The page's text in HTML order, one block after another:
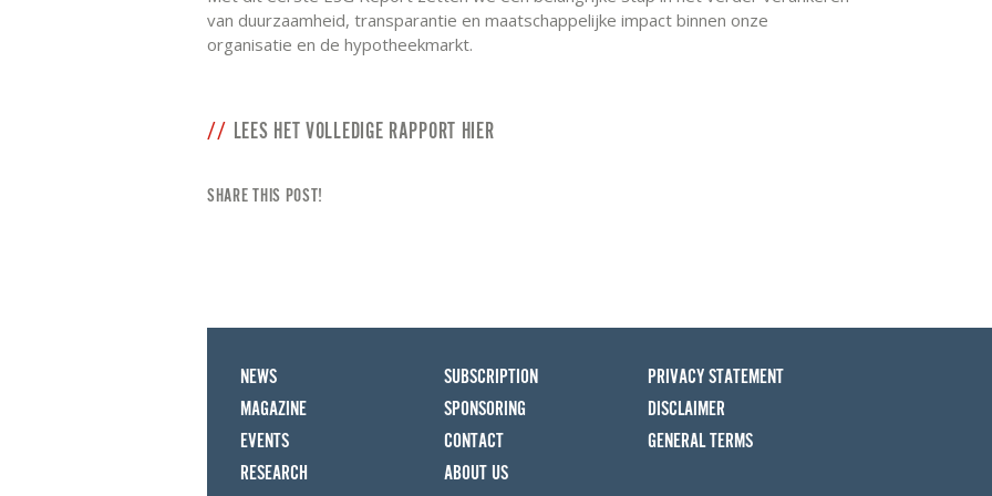
van duurzaamheid, transparantie en maatschappelijke impact binnen onze
organisatie en de hypotheekmarkt.
LEES HET VOLLEDIGE RAPPORT HIER
SHARE THIS POST!
NEWS
MAGAZINE
EVENTS
RESEARCH
SUBSCRIPTION
SPONSORING
CONTACT
ABOUT US
PRIVACY STATEMENT
DISCLAIMER
GENERAL TERMS